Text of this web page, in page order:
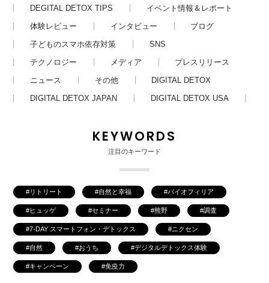
DEGITAL DETOX TIPS
イベント情報＆レポート
体験レビュー
インタビュー
ブログ
子どものスマホ依存対策
SNS
テクノロジー
メディア
プレスリリース
ニュース
その他
DIGITAL DETOX
DIGITAL DETOX JAPAN
DIGITAL DETOX USA
KEYWORDS
注目のキーワード
リトリート 自然と幸福 バイオフィリア
ヒュッゲ セミナー 熊野 調査
7-DAY スマートフォン・デトックス ニクセン
自然 おうち デジタルデトックス体験
キャンペーン 免疫力